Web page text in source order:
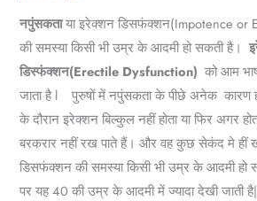
नपुंसकताया इरेक्शन डिसफंक्शन(Impotence or
की समस्या किसी भी उम्र के आदमी हो सकती है।
डिस्फंक्शन(Erectile Dysfunction) को आम
जाता है l पुरुषों में नपुंसकता के पीछे अनेक कारण
के दौरान इरेक्शन बिल्कुल नहीं होता या फिर अगर
बरकरार नहीं रख पाते हैं। और वह कुछ सेकंद मे हीं
डिसफंक्शन की समस्या किसी भी उम्र के आदमी
पर यह 40 की उम्र के आदमी में ज्यादा देखी जाती है|